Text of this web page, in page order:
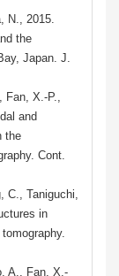
N., 2015.
the
Japan. J.
Fan, X.-P.,
and
the
Cont.
C., Taniguchi,
in
A., Fan, X.-